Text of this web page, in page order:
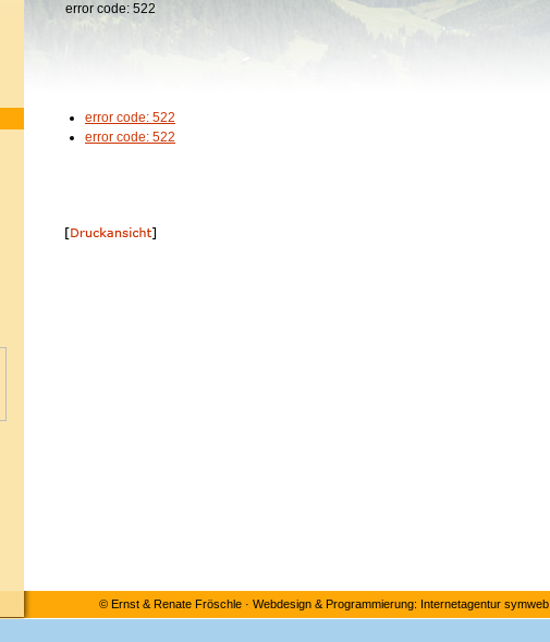
error code: 522
error code: 522
error code: 522
© Ernst & Renate Fröschle· Webdesign & Programmierung: Internetagentur symweb